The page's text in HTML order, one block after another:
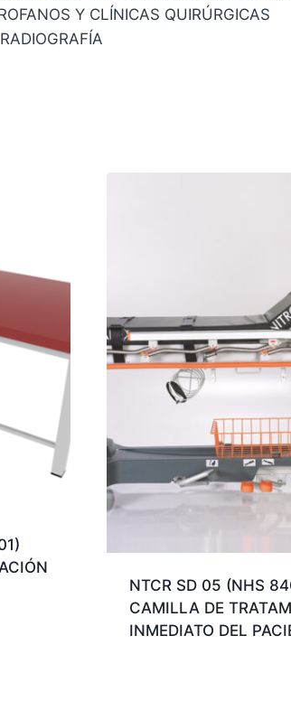
Y CLÍNICAS QUIRÚRGICAS
NTCR SD 05 (NHS
CAMILLA DE
INMEDIATO DEL